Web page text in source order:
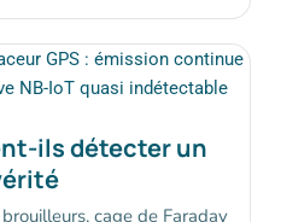
ils détecter un
cage de Faraday